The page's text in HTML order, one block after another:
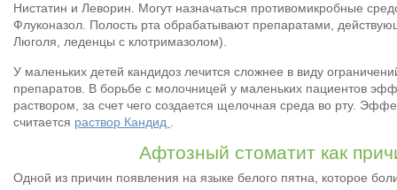
Нистатин и Леворин. Могут назначаться противомикробные
Флуконазол. Полость рта обрабатывают препаратами,
Люголя, леденцы с клотримазолом).
У маленьких детей кандидоз лечится сложнее в виду
препаратов. В борьбе с молочницей у маленьких пациентов
раствором, за счет чего создается щелочная среда во рту.
считается раствор Кандид .
Афтозный стоматит как
Одной из причин появления на языке белого пятна, которое